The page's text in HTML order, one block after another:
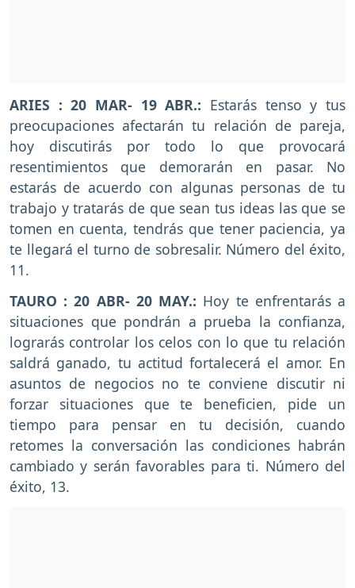
ARIES : 20 MAR- 19 ABR.: Estarás tenso y tus
preocupaciones afectarán tu relación de pareja,
hoy discutirás por todo lo que provocará
resentimientos que demorarán en pasar. No
estarás de acuerdo con algunas personas de tu
trabajo y tratarás de que sean tus ideas las que se
tomen en cuenta, tendrás que tener paciencia, ya
te llegará el turno de sobresalir. Número del éxito,
11.
TAURO : 20 ABR- 20 MAY.: Hoy te enfrentarás a
situaciones que pondrán a prueba la confianza,
lograrás controlar los celos con lo que tu relación
saldrá ganado, tu actitud fortalecerá el amor. En
asuntos de negocios no te conviene discutir ni
forzar situaciones que te beneficien, pide un
tiempo para pensar en tu decisión, cuando
retomes la conversación las condiciones habrán
cambiado y serán favorables para ti. Número del
éxito, 13.